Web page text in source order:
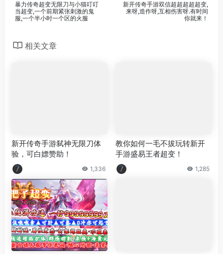
暴力传奇超变无限刀与小猫叮叮
当超变,一个前期紧张刺激的鬼
服,一个半小时一个区的火服
新开传奇手游双信超超超超超变,
来呀,造作呀,互相伤害呀.有时间
你就来！
相关文章
新开传奇手游弑神无限刀体
验，可白嫖赞助！
1,336
教你如何一毛不拔玩转新开
手游盛易王者超变！
1,285